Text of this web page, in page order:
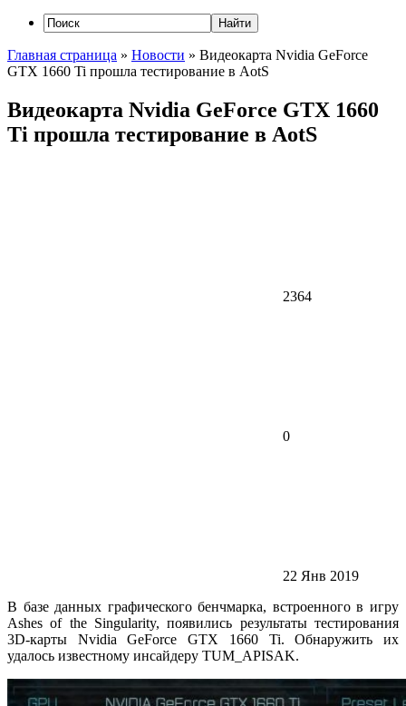
Главная страница » Новости » Видеокарта Nvidia GeForce
GTX 1660 Ti прошла тестирование в AotS
Видеокарта Nvidia GeForce GTX 1660
Ti прошла тестирование в AotS
2364
0
22 Янв 2019
В базе данных графического бенчмарка, встроенного в игру
Ashes of the Singularity, появились результаты тестирования
3D-карты Nvidia GeForce GTX 1660 Ti. Обнаружить их
удалось известному инсайдеру TUM_APISAK.